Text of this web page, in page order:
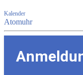
Kalender
Atomuhr